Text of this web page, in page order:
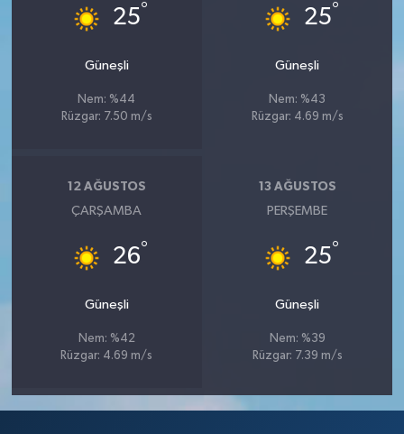
25°
Güneşli
Nem: %44
Rüzgar: 7.50 m/s
25°
Güneşli
Nem: %43
Rüzgar: 4.69 m/s
12 AĞUSTOS
ÇARŞAMBA
26°
Güneşli
Nem: %42
Rüzgar: 4.69 m/s
13 AĞUSTOS
PERŞEMBE
25°
Güneşli
Nem: %39
Rüzgar: 7.39 m/s